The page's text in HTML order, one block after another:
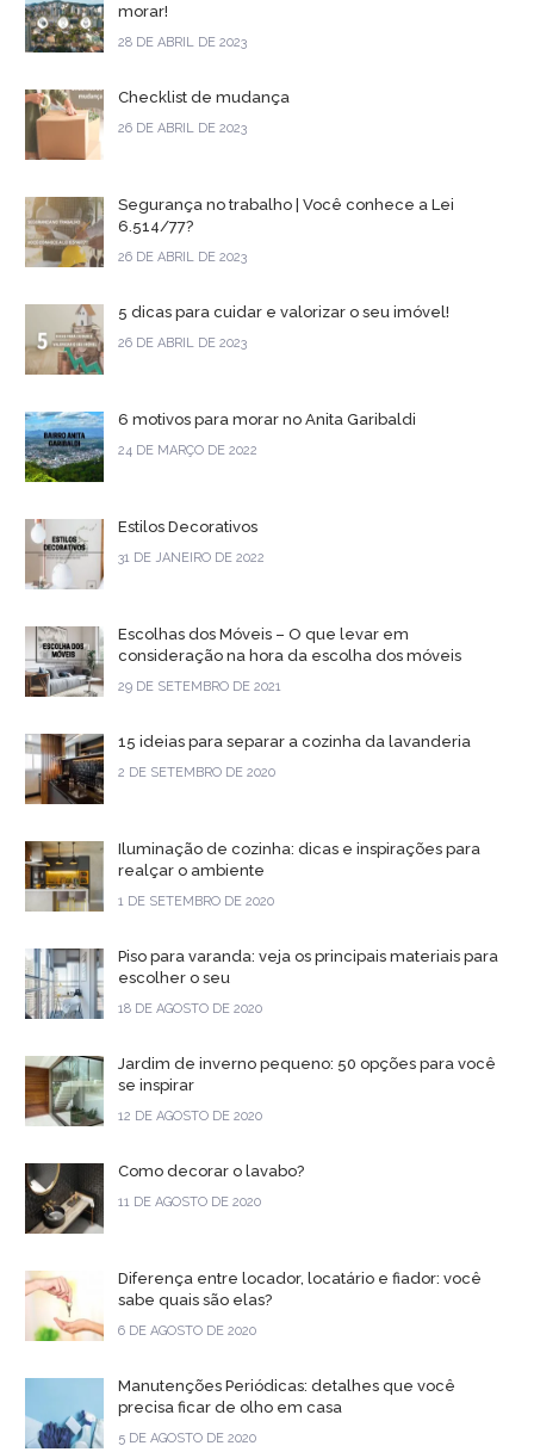
morar!
28 DE ABRIL DE 2023
Checklist de mudança
26 DE ABRIL DE 2023
Segurança no trabalho | Você conhece a Lei
6.514/77?
26 DE ABRIL DE 2023
5 dicas para cuidar e valorizar o seu imóvel!
26 DE ABRIL DE 2023
6 motivos para morar no Anita Garibaldi
24 DE MARÇO DE 2022
Estilos Decorativos
31 DE JANEIRO DE 2022
Escolhas dos Móveis – O que levar em
consideração na hora da escolha dos móveis
29 DE SETEMBRO DE 2021
15 ideias para separar a cozinha da lavanderia
2 DE SETEMBRO DE 2020
Iluminação de cozinha: dicas e inspirações para
realçar o ambiente
1 DE SETEMBRO DE 2020
Piso para varanda: veja os principais materiais para
escolher o seu
18 DE AGOSTO DE 2020
Jardim de inverno pequeno: 50 opções para você
se inspirar
12 DE AGOSTO DE 2020
Como decorar o lavabo?
11 DE AGOSTO DE 2020
Diferença entre locador, locatário e fiador: você
sabe quais são elas?
6 DE AGOSTO DE 2020
Manutenções Periódicas: detalhes que você
precisa ficar de olho em casa
5 DE AGOSTO DE 2020